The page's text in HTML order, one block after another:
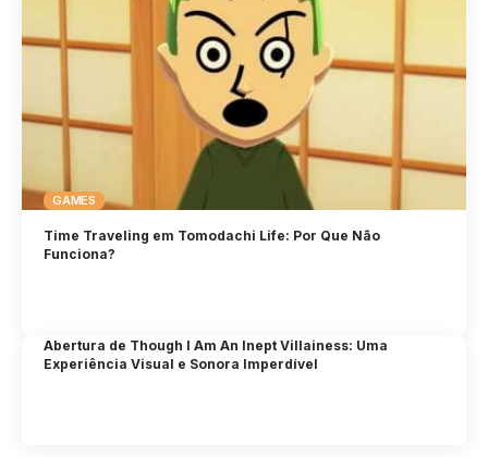
GAMES
Time Traveling em Tomodachi Life: Por Que Não
Funciona?
Abertura de Though I Am An Inept Villainess: Uma
Experiência Visual e Sonora Imperdível